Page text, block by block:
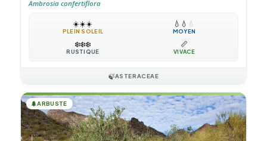
Ambrosia confertiflora
☀️☀️☀️
PLEIN SOLEIL
💧 💧 💧
MOYEN
❄️❄️❄️
RUSTIQUE
📏
VIVACE
🍃ASTERACEAE
🌲ARBUSTE